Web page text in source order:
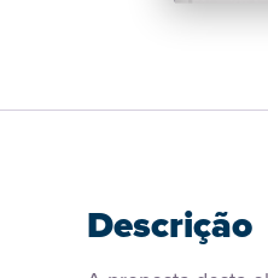
Descrição